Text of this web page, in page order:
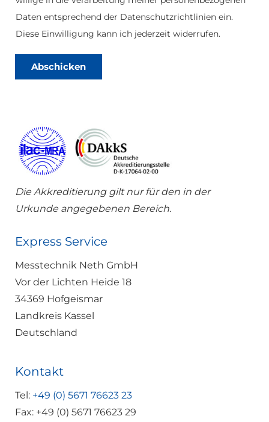
l
N
a
c
c
e
n
s
h
t
Daten entsprechend der Datenschutzrichtlinien ein.
Diese Einwilligung kann ich jederzeit widerrufen.
Abschicken
Die Akkreditierung gilt nur für den in der
Urkunde angegebenen Bereich.
Express Service
Messtechnik Neth GmbH
Vor der Lichten Heide 18
34369 Hofgeismar
Landkreis Kassel
Deutschland
Kontakt
Tel: +49 (0) 5671 76623 23
Fax: +49 (0) 5671 76623 29